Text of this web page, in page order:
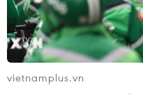
vietnamplus.vn